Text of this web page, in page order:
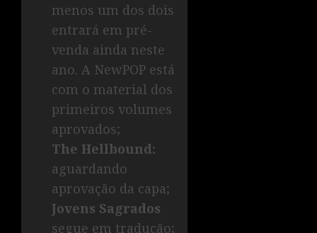
menos um dos dois
entrará em pré-
venda ainda neste
ano. A NewPOP está
com o material dos
primeiros volumes
aprovados;
The Hellbound:
aguardando
aprovação da capa;
Jovens Sagrados
segue em tradução;